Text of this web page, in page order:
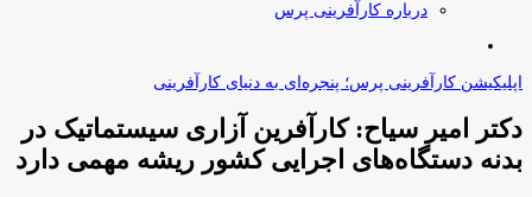
درباره کارآفرینی پرس
اپلیکیشن کارآفرینی پرس؛ پنجره‌ای به دنیای کارآفرینی
دکتر امیر سیاح: کارآفرین آزاری سیستماتیک در
بدنه دستگاه‌های اجرایی کشور ریشه مهمی دارد